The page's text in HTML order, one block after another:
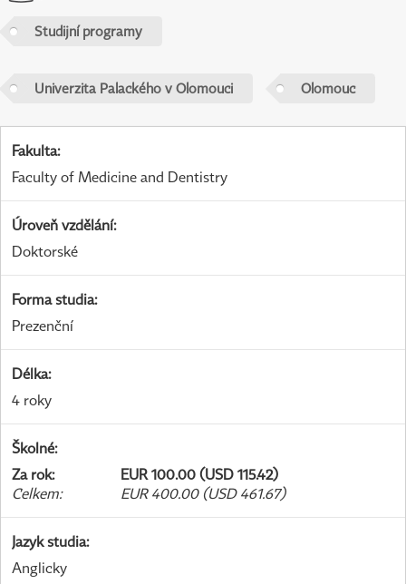
Studijní programy
Univerzita Palackého v Olomouci Olomouc
Fakulta:
Faculty of Medicine and Dentistry
Úroveň vzdělání:
Doktorské
Forma studia:
Prezenční
Délka:
4 roky
Školné:
Za rok:
EUR 100.00 (USD 115.42)
Celkem: EUR 400.00 (USD 461.67)
Jazyk studia:
Anglicky